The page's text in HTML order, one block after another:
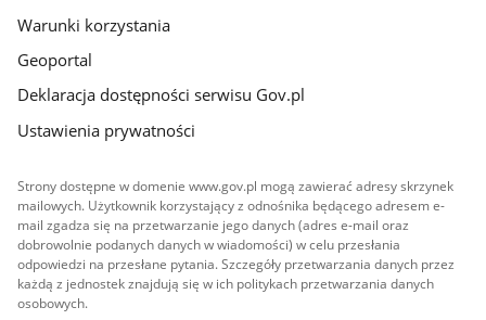
Warunki korzystania
Geoportal
Deklaracja dostępności serwisu Gov.pl
Ustawienia prywatności
Strony dostępne w domenie www.gov.pl mogą zawierać adresy skrzynek
mailowych. Użytkownik korzystający z odnośnika będącego adresem e-
mail zgadza się na przetwarzanie jego danych (adres e-mail oraz
dobrowolnie podanych danych w wiadomości) w celu przesłania
odpowiedzi na przesłane pytania. Szczegóły przetwarzania danych przez
każdą z jednostek znajdują się w ich politykach przetwarzania danych
osobowych.